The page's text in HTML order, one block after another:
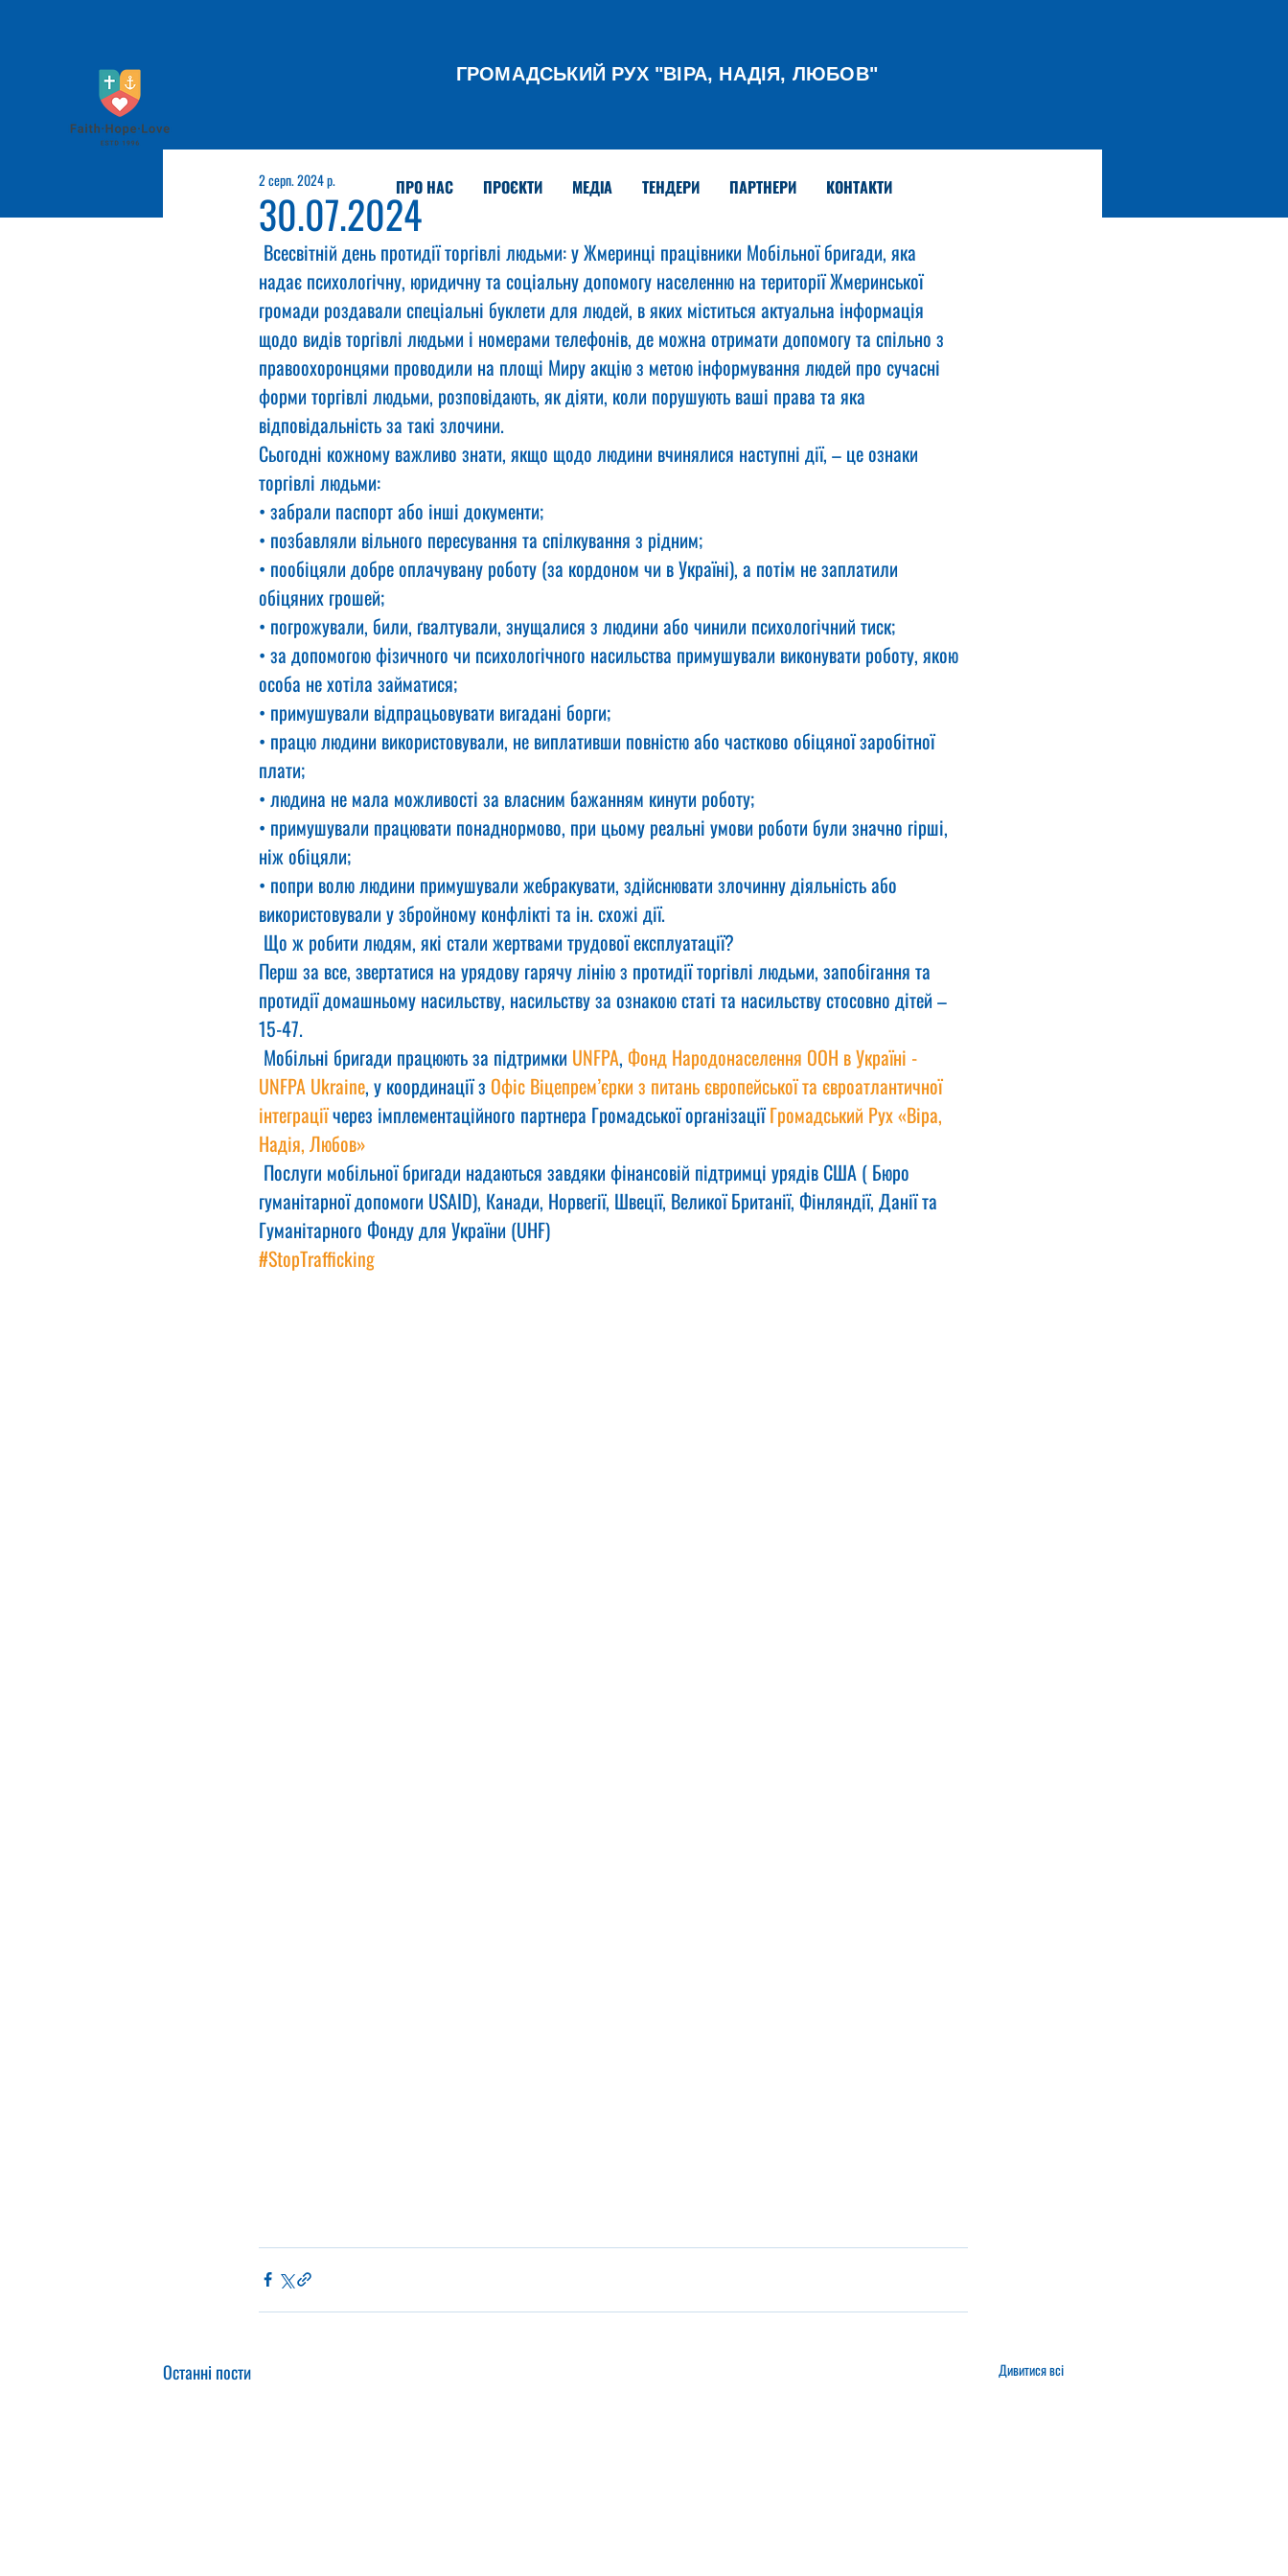
ГРОМАДСЬКИЙ РУХ "ВІРА, НАДІЯ, ЛЮБОВ"
ПРО НАС ПРОЄКТИ МЕДІА ТЕНДЕРИ ПАРТНЕРИ КОНТАКТИ
30.07.2024
2 серп. 2024 р.
Всесвітній день протидії торгівлі людьми: у Жмеринці працівники Мобільної бригади, яка
надає психологічну, юридичну та соціальну допомогу населенню на території Жмеринської
громади роздавали спеціальні буклети для людей, в яких міститься актуальна інформація
щодо видів торгівлі людьми і номерами телефонів, де можна отримати допомогу та спільно з
правоохоронцями проводили на площі Миру акцію з метою інформування людей про сучасні
форми торгівлі людьми, розповідають, як діяти, коли порушують ваші права та яка
відповідальність за такі злочини.
Сьогодні кожному важливо знати, якщо щодо людини вчинялися наступні дії, – це ознаки
торгівлі людьми:
• забрали паспорт або інші документи;
• позбавляли вільного пересування та спілкування з рідним;
• пообіцяли добре оплачувану роботу (за кордоном чи в Україні), а потім не заплатили
обіцяних грошей;
• погрожували, били, ґвалтували, знущалися з людини або чинили психологічний тиск;
• за допомогою фізичного чи психологічного насильства примушували виконувати роботу, якою
особа не хотіла займатися;
• примушували відпрацьовувати вигадані борги;
• працю людини використовували, не виплативши повністю або частково обіцяної заробітної
плати;
• людина не мала можливості за власним бажанням кинути роботу;
• примушували працювати понаднормово, при цьому реальні умови роботи були значно гірші,
ніж обіцяли;
• попри волю людини примушували жебракувати, здійснювати злочинну діяльність або
використовували у збройному конфлікті та ін. схожі дії.
Що ж робити людям, які стали жертвами трудової експлуатації?
Перш за все, звертатися на урядову гарячу лінію з протидії торгівлі людьми, запобігання та
протидії домашньому насильству, насильству за ознакою статі та насильству стосовно дітей –
15-47.
Мобільні бригади працюють за підтримки UNFPA, Фонд Народонаселення ООН в Україні -
UNFPA Ukraine, у координації з Офіс Віцепрем’єрки з питань європейської та євроатлантичної
інтеграції через імплементаційного партнера Громадської організації Громадський Рух «Віра,
Надія, Любов»
Послуги мобільної бригади надаються завдяки фінансовій підтримці урядів США ( Бюро
гуманітарної допомоги USAID), Канади, Норвегії, Швеції, Великої Британії, Фінляндії, Данії та
Гуманітарного Фонду для України (UHF)
#StopTrafficking
Останні пости Дивитися всі